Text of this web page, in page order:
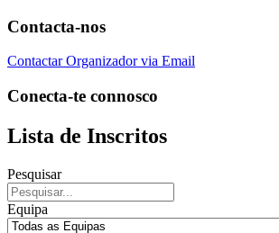
Contacta-nos
Contactar Organizador via Email
Conecta-te connosco
Lista de Inscritos
Pesquisar
Equipa